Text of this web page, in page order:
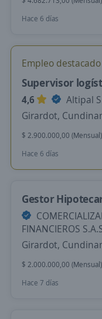
Hace 6 días
Empleo destacado
Supervisor
4,6
Altipal
Girardot,
$ 2.900.000,00 (Mensual)
Hace 6 días
Gestor
FINANCIEROS
Girardot,
$ 2.000.000,00 (Mensual)
Hace 7 días